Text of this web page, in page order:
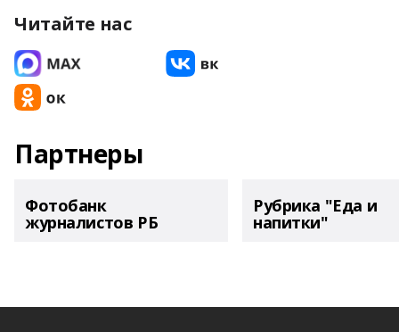
Читайте нас
Партнеры
Фотобанк
журналистов РБ
Рубрика "Еда и
напитки"